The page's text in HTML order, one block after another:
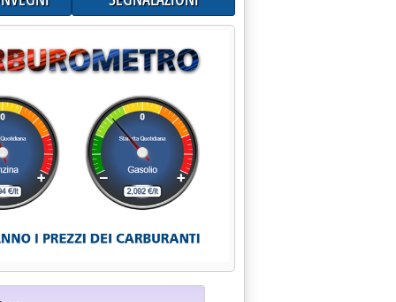
(CON L'ITALIA AL CENTRO)'